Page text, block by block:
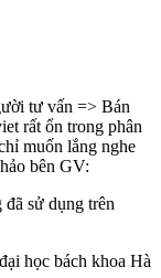
tư vấn => Bán
rất ổn trong phân
muốn lắng nghe
bên GV:
đã sử dụng trên
học bách khoa Hà